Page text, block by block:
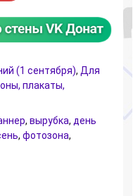
(1 сентября), Для
плакаты,
, вырубка, день
, фотозона,